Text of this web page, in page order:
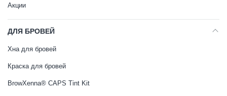
Акции
ДЛЯ БРОВЕЙ
Хна для бровей
Краска для бровей
BrowXenna® CAPS Tint Kit